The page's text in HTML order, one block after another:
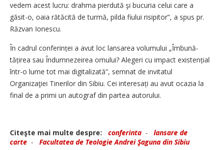
vedem acest lucru: drah­ma pierdută şi bucuria celui care a
găsit-o, oaia rătăcită de turmă, pilda fiului risipitor”, a spus pr.
Răzvan Ionescu.
În cadrul conferinței a avut loc lansarea volumului „Îmbună­
tățirea sau Îndumnezeirea omului? Alegeri cu impact existențial
într-o lume tot mai digitalizată”, semnat de invitatul
Organizaţiei Tinerilor din Sibiu. Cei interesați au avut ocazia la
final de a primi un autograf din partea autorului.
Citeşte mai multe despre: conferinta - lansare de
carte - Facultatea de Teologie Andrei Şaguna din Sibiu